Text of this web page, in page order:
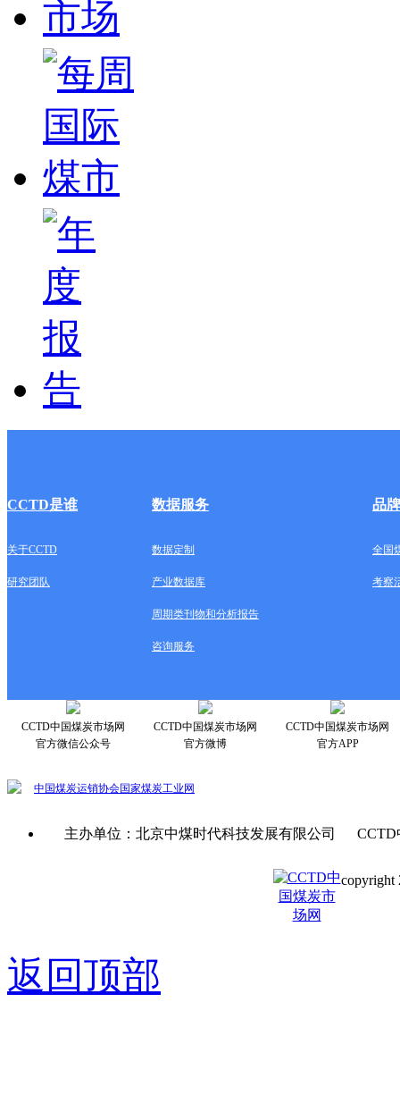
CCTD是谁 数据服务 品
关于CCTD 数据定制 全国
研究团队 产业数据库 考察
周期类刊物和分析报告
咨询服务
CCTD中国煤炭市场网
官方微信公众号
CCTD中国煤炭市场网
官方微博
CCTD中国煤炭市场网
官方APP
中国煤炭运销协会国家煤炭工业网
主办单位：北京中煤时代科技发展有限公司
copyright
返回顶部